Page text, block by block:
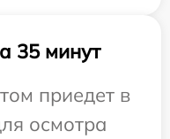
35 минут
приедет в
осмотра